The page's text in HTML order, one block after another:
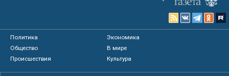
Политика
Экономика
Общество
В мире
Происшествия
Культура